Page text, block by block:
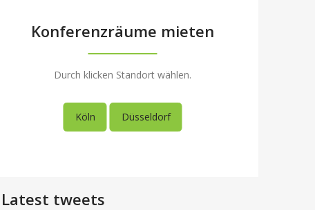
Konferenzräume mieten
Durch klicken Standort wählen.
Köln Düsseldorf
Latest tweets